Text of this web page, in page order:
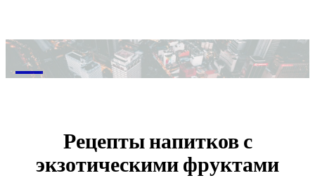
M
Рецепты напитков с
экзотическими фруктами